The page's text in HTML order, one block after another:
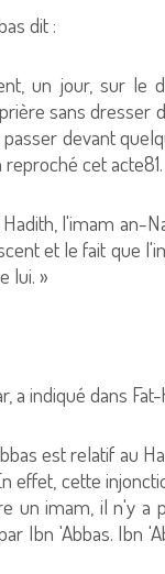
dit :
un jour, sur le
sans dresser
devant
cet
l'imam an-
et le fait que
lui. »
a indiqué dans
est relatif au
effet, cette
un imam, il n'y a
Ibn 'Abbas. Ibn